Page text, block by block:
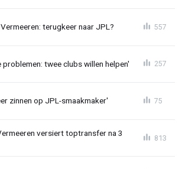
terugkeer naar JPL? 557
problemen: twee clubs willen helpen' 257
zinnen op JPL-smaakmaker' 75
versiert toptransfer na 3
813